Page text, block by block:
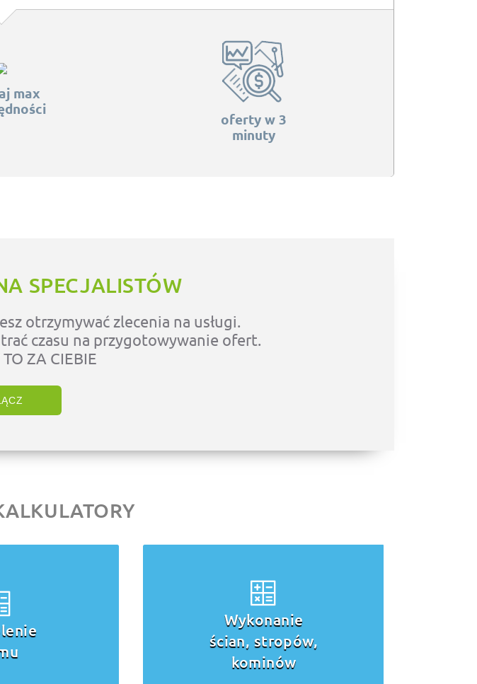
max
oferty w 3
minuty
SPECJALISTÓW
otrzymywać zlecenia na usługi.
czasu na przygotowywanie ofert.
ZA CIEBIE
Budowa dachu